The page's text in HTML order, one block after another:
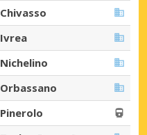
Chivasso
Ivrea
Nichelino
Orbassano
Pinerolo